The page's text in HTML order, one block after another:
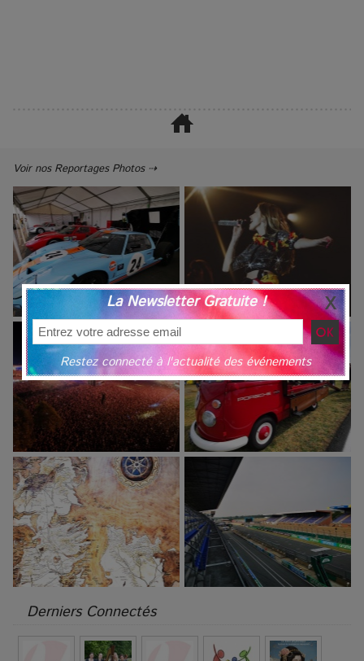
Voir nos Reportages Photos ⇢
Derniers Connectés
La Newsletter Gratuite !
Restez connecté à l'actualité des événements